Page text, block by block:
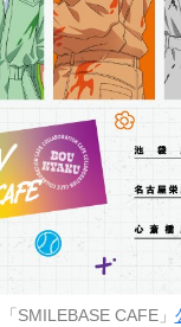
SMILEBASE CAFE」